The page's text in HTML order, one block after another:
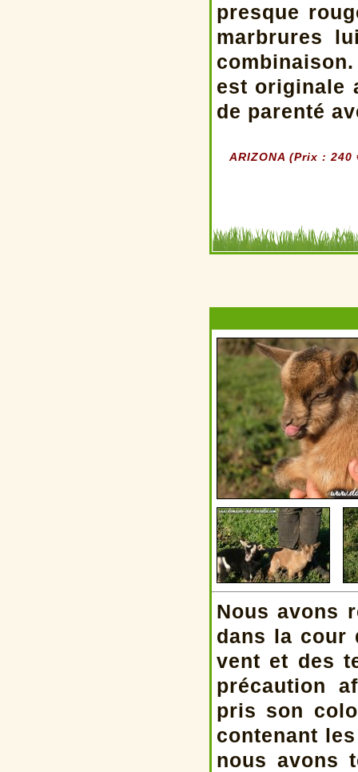
presque
marbrures
est originale
de parenté
ARIZONA (Prix :
Nous avons
dans la cour
vent et des
précaution
pris son
contenant
nous avons